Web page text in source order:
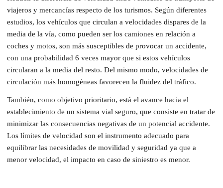
viajeros y mercancías respecto de los turismos. Según diferentes
estudios, los vehículos que circulan a velocidades dispares de la
media de la vía, como pueden ser los camiones en relación a
coches y motos, son más susceptibles de provocar un accidente,
con una probabilidad 6 veces mayor que si estos vehículos
circularan a la media del resto. Del mismo modo, velocidades de
circulación más homogéneas favorecen la fluidez del tráfico.
También, como objetivo prioritario, está el avance hacia el
establecimiento de un sistema vial seguro, que consiste en tratar de
minimizar las consecuencias negativas de un potencial accidente.
Los límites de velocidad son el instrumento adecuado para
equilibrar las necesidades de movilidad y seguridad ya que a
menor velocidad, el impacto en caso de siniestro es menor.